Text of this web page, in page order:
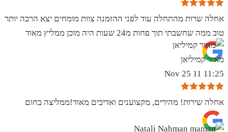
אחלה שרות מהתחלה עוד לפני ההזמנה צוות מומחים יצא הרבה יותר
טוב ממה שחשבתי תוך פחות מ24 שעות היה מוכן ממליץ מאוד
מאיר קמיליאן
11:25 11 Nov 25
אחלה שירות! מהירים, מקצוענים ואדיבים מאוד!ממליצה בחום